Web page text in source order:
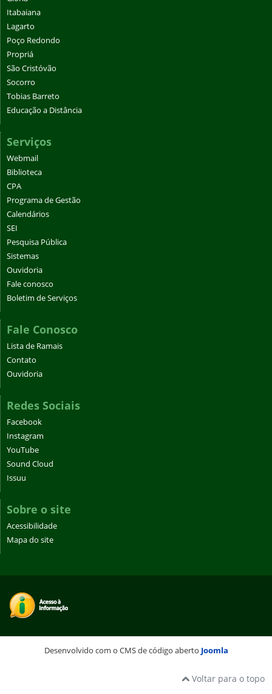
Itabaiana
Lagarto
Poço Redondo
Propriá
São Cristóvão
Socorro
Tobias Barreto
Educação a Distância
Serviços
Webmail
Biblioteca
CPA
Programa de Gestão
Calendários
SEI
Pesquisa Pública
Sistemas
Ouvidoria
Fale conosco
Boletim de Serviços
Fale Conosco
Lista de Ramais
Contato
Ouvidoria
Redes Sociais
Facebook
Instagram
YouTube
Sound Cloud
Issuu
Sobre o site
Acessibilidade
Mapa do site
Desenvolvido com o CMS de código aberto Joomla
Voltar para o topo